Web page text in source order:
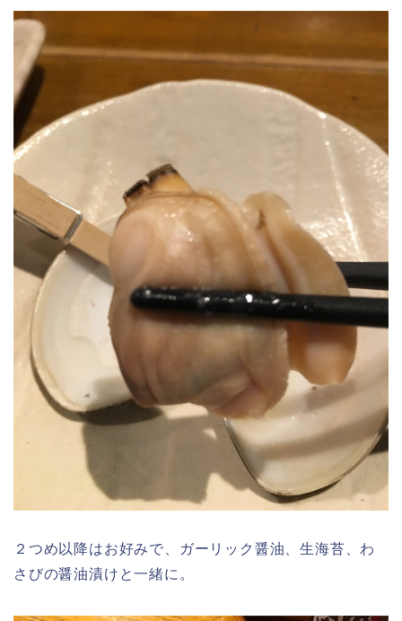
２つめ以降はお好みで、ガーリック醤油、生海苔、わ
さびの醤油漬けと一緒に。